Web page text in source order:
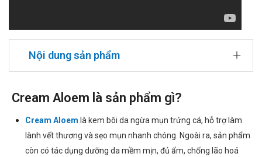
Nội dung sản phẩm
Cream Aloem là sản phẩm gì?
Cream Aloem là kem bôi da ngừa mụn trứng cá, hỗ trợ làm
lành vết thương và sẹo mụn nhanh chóng. Ngoài ra, sản phẩm
còn có tác dụng dưỡng da mềm mịn, đủ ẩm, chống lão hoá